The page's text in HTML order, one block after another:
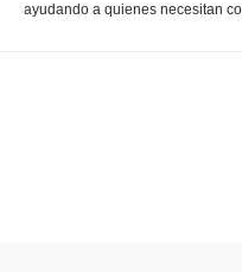
ayudando a quienes necesitan